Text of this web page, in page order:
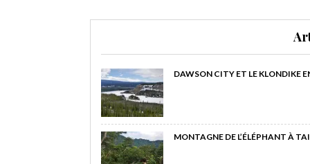
DAWSON CITY ET LE KLONDIKE
MONTAGNE DE L’ÉLÉPHANT À